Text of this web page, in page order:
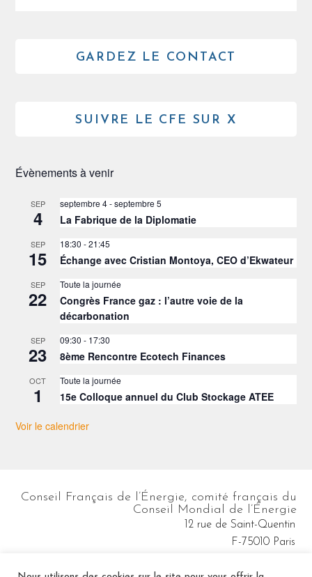
GARDEZ LE CONTACT
SUIVRE LE CFE SUR X
Évènements à venir
SEP
4
septembre 4-septembre 5
La Fabrique de la Diplomatie
SEP
15
18:30 -21:45
Échange avec Cristian Montoya, CEO d’Ekwateur
SEP
22
Toute la journée
Congrès France gaz : l’autre voie de la
décarbonation
SEP
23
09:30 - 17:30
8ème Rencontre Ecotech Finances
OCT
1
Toute la journée
15e Colloque annuel du Club Stockage ATEE
Voir le calendrier
Conseil Français de l’Énergie, comité français du
Conseil Mondial de l’Énergie
12 rue de Saint-Quentin
F-75010 Paris
cfe@wec-france.org